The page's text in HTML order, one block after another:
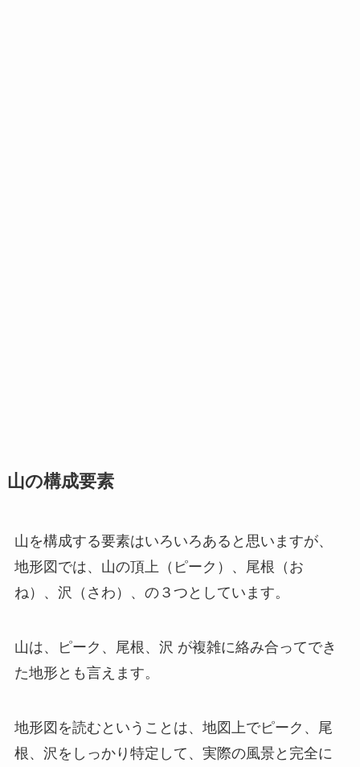
山の構成要素
山を構成する要素はいろいろあると思いますが、
地形図では、山の頂上（ピーク）、尾根（お
ね）、沢（さわ）、の３つとしています。
山は、ピーク、尾根、沢 が複雑に絡み合ってでき
た地形とも言えます。
地形図を読むということは、地図上でピーク、尾
根、沢をしっかり特定して、実際の風景と完全に